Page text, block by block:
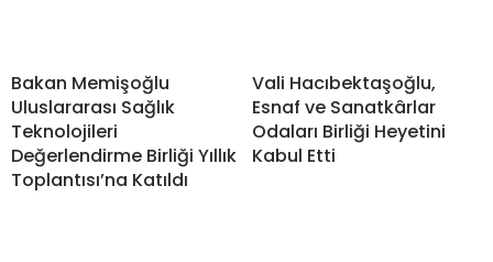
Bakan Memişoğlu
Uluslararası Sağlık
Teknolojileri
Değerlendirme Birliği Yıllık
Toplantısı’na Katıldı
Vali Hacıbektaşoğlu,
Esnaf ve Sanatkârlar
Odaları Birliği Heyetini
Kabul Etti